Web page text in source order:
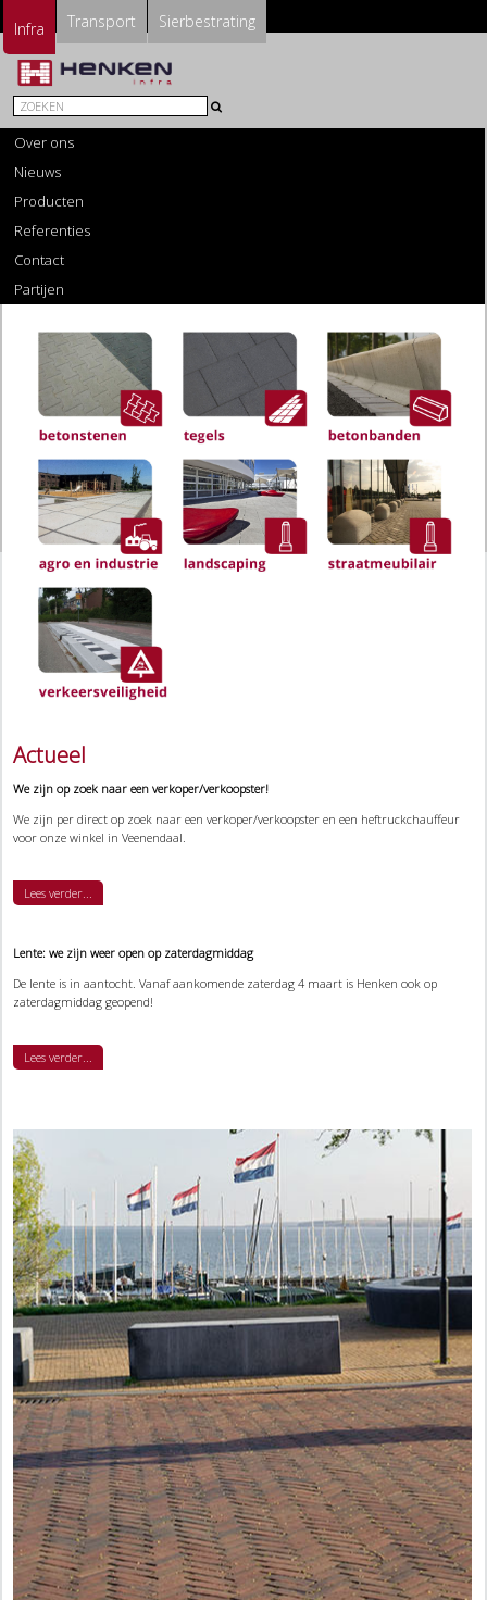
Infra Transport Sierbestrating
Over ons
Nieuws
Producten
Referenties
Contact
Partijen
Actueel
We zijn op zoek naar een verkoper/verkoopster!
We zijn per direct op zoek naar een verkoper/verkoopster en een heftruckchauffeur
voor onze winkel in Veenendaal.
Lees verder...
Lente: we zijn weer open op zaterdagmiddag
De lente is in aantocht. Vanaf aankomende zaterdag 4 maart is Henken ook op
zaterdagmiddag geopend!
Lees verder...